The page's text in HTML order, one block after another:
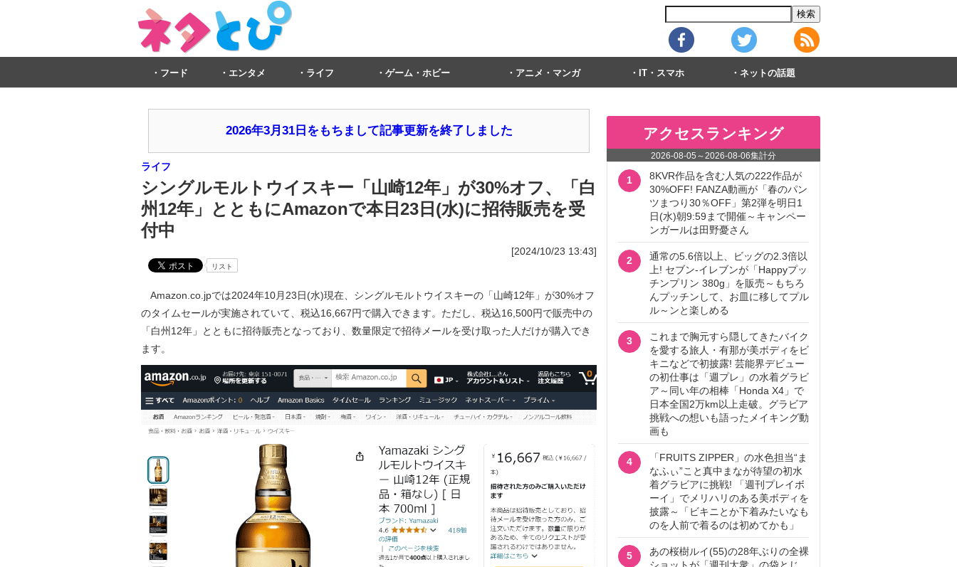
フード エンタメ ライフ ゲーム・ホビー アニメ・マンガ IT・スマホ ネットの話題
2026年3月31日をもちまして記事更新を終了しました
ライフ
シングルモルトウイスキー「山崎12年」が30%オフ、「白
州12年」とともにAmazonで本日23日(水)に招待販売を受
付中
[2024/10/23 13:43]
リスト
Amazon.co.jpでは2024年10月23日(水)現在、シングルモルトウイスキーの「山崎12年」が30%オフ
のタイムセールが実施されていて、税込16,667円で購入できます。ただし、税込16,500円で販売中の
「白州12年」とともに招待販売となっており、数量限定で招待メールを受け取った人だけが購入でき
ます。
アクセスランキング
2026-08-05 ～2026-08-06集計分
1
8KVR作品を含む人気の222作品が
30%OFF! FANZA動画が「春のパン
ツまつり30％OFF」第2弾を明日1
日(水)朝9:59まで開催～キャンペー
ンガールは田野憂さん
2
通常の5.6倍以上、ビッグの2.3倍以
上! セブン‐イレブンが「Happyプッ
チンプリン 380g」を販売～もちろ
んプッチンして、お皿に移してプル
ル～ンと楽しめる
3
これまで胸元すら隠してきたバイク
を愛する旅人・有那が美ボディをビ
キニなどで初披露! 芸能界デビュー
の初仕事は「週プレ」の水着グラビ
ア～同い年の相棒「Honda X4」で
日本全国2万km以上走破。グラビア
挑戦への想いも語ったメイキング動
画も
4
「FRUITS ZIPPER」の水色担当“ま
なふぃ”こと真中まなが待望の初水
着グラビアに挑戦! 「週刊プレイボ
ーイ」でメリハリのある美ボディを
披露～「ビキニとか下着みたいなも
のを人前で着るのは初めてかも」
5
あの桜樹ルイ(55)の28年ぶりの全裸